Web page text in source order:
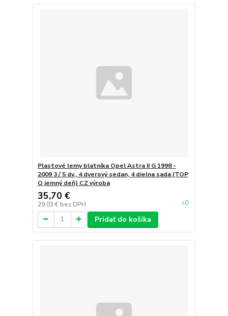
Plastové lemy blatníka Opel Astra II G 1998 -
2009 3 / 5 dv., 4 dverový sedan, 4 dielna sada (TOP
Q jemný deň) CZ výroba
35,70 €
29,03 € bez DPH >0
Pridať do košíka